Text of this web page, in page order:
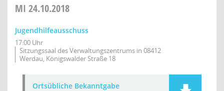
MI 24.10.2018
Jugendhilfeausschuss
17:00 Uhr
Sitzungssaal des Verwaltungszentrums in 08412
Werdau, Königswalder Straße 18
Ortsübliche Bekanntgabe